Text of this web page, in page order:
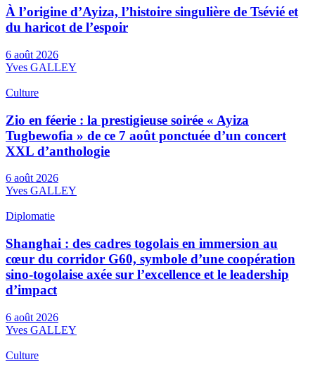
À l’origine d’Ayiza, l’histoire singulière de Tsévié et
du haricot de l’espoir
6 août 2026
Yves GALLEY
Culture
Zio en féerie : la prestigieuse soirée « Ayiza
Tugbewofia » de ce 7 août ponctuée d’un concert
XXL d’anthologie
6 août 2026
Yves GALLEY
Diplomatie
Shanghai : des cadres togolais en immersion au
cœur du corridor G60, symbole d’une coopération
sino-togolaise axée sur l’excellence et le leadership
d’impact
6 août 2026
Yves GALLEY
Culture